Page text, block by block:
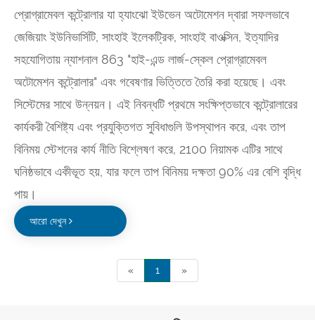
প্রোগ্রামেবল কন্ট্রোলার যা হ্যাংঝো ইউভেন অটোমেশন দ্বারা সফলভাবে
জেজিয়াং ইউনিভার্সিটি, সাংহাই ইলেকট্রিক, সাংহাই বাওক্সিন, ইত্যাদির
সহযোগিতায় ন্যাশনাল 863 "হাই-এন্ড লার্জ-স্কেল প্রোগ্রামেবল
অটোমেশন কন্ট্রোলার" এবং গবেষণার ভিত্তিতে তৈরি করা হয়েছে। এবং
সিস্টেমের সাথে উন্নয়ন। এই নিবন্ধটি প্রথমে সংক্ষিপ্তভাবে কন্ট্রোলারের
কার্যকরী বৈশিষ্ট্য এবং প্রযুক্তিগত সুবিধাগুলি উপস্থাপন করে, এবং তাপ
বিনিময় স্টেশনের কার্য নীতি বিশ্লেষণ করে, 2100 নিয়ামক এটির সাথে
ঘনিষ্ঠভাবে একীভূত হয়, যার ফলে তাপ বিনিময় দক্ষতা 90% এর বেশি বৃদ্ধি
পায়।
আরো দেখুন
« 1 »